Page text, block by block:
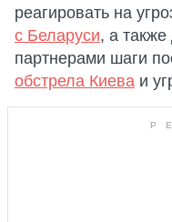
реагировать на
с Беларуси, а
партнерами шаги
обстрела Киева и